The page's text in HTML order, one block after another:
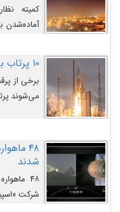
کمیته
آماده‌شدن
می‌دانند،
در مقابل۱۰ پرتاب برتر موشک آریان ۵ در تمام ادوار
برخی از
می‌شوند
۴۸
شدند
۴۸
شرکت